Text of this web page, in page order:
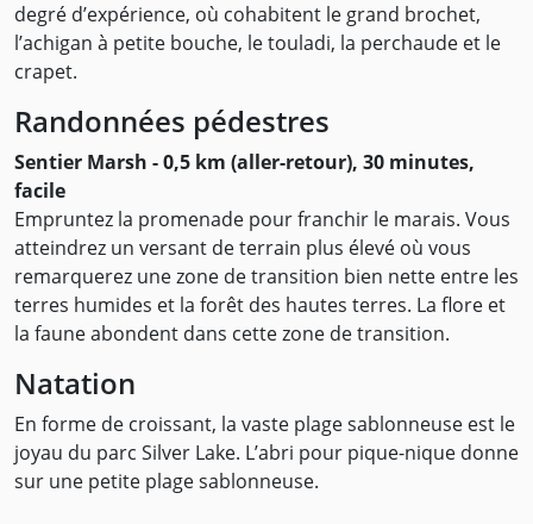
degré d’expérience, où cohabitent le grand brochet,
l’achigan à petite bouche, le touladi, la perchaude et le
crapet.
Randonnées pédestres
Sentier Marsh - 0,5 km (aller-retour), 30 minutes,
facile
Empruntez la promenade pour franchir le marais. Vous
atteindrez un versant de terrain plus élevé où vous
remarquerez une zone de transition bien nette entre les
terres humides et la forêt des hautes terres. La flore et
la faune abondent dans cette zone de transition.
Natation
En forme de croissant, la vaste plage sablonneuse est le
joyau du parc Silver Lake. L’abri pour pique-nique donne
sur une petite plage sablonneuse.